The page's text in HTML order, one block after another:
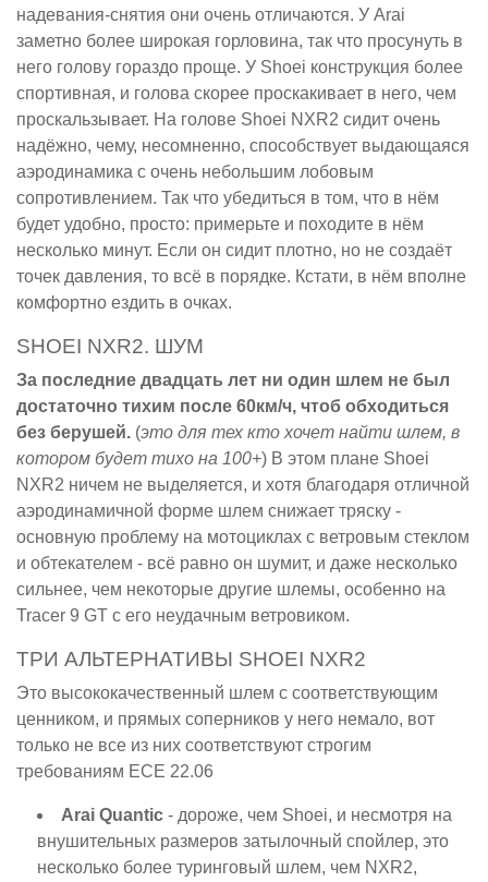
надевания-снятия они очень отличаются. У Arai
заметно более широкая горловина, так что просунуть в
него голову гораздо проще. У Shoei конструкция более
спортивная, и голова скорее проскакивает в него, чем
проскальзывает. На голове Shoei NXR2 сидит очень
надёжно, чему, несомненно, способствует выдающаяся
аэродинамика с очень небольшим лобовым
сопротивлением. Так что убедиться в том, что в нём
будет удобно, просто: примерьте и походите в нём
несколько минут. Если он сидит плотно, но не создаёт
точек давления, то всё в порядке. Кстати, в нём вполне
комфортно ездить в очках.
SHOEI NXR2. ШУМ
За последние двадцать лет ни один шлем не был
достаточно тихим после 60км/ч, чтоб обходиться
без берушей. (это для тех кто хочет найти шлем, в
котором будет тихо на 100+) В этом плане Shoei
NXR2 ничем не выделяется, и хотя благодаря отличной
аэродинамичной форме шлем снижает тряску -
основную проблему на мотоциклах с ветровым стеклом
и обтекателем - всё равно он шумит, и даже несколько
сильнее, чем некоторые другие шлемы, особенно на
Tracer 9 GT с его неудачным ветровиком.
ТРИ АЛЬТЕРНАТИВЫ SHOEI NXR2
Это высококачественный шлем с соответствующим
ценником, и прямых соперников у него немало, вот
только не все из них соответствуют строгим
требованиям ECE 22.06
Arai Quantic - дороже, чем Shoei, и несмотря на
внушительных размеров затылочный спойлер, это
несколько более туринговый шлем, чем NXR2,